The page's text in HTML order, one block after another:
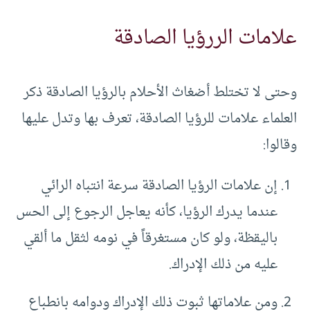
علامات الررؤيا الصادقة
وحتى لا تختلط أضغاث الأحلام بالرؤيا الصادقة ذكر
العلماء علامات للرؤيا الصادقة، تعرف بها وتدل عليها
وقالوا:
إن علامات الرؤيا الصادقة سرعة انتباه الرائي
عندما يدرك الرؤيا، كأنه يعاجل الرجوع إلى الحس
باليقظة، ولو كان مستغرقاً في نومه لثقل ما ألقي
عليه من ذلك الإدراك.
ومن علاماتها ثبوت ذلك الإدراك ودوامه بانطباع